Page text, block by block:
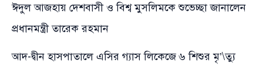
ঈদুল আজহায় দেশবাসী ও বিশ্ব মুসলিমকে শুভেচ্ছা জানালেন
প্রধানমন্ত্রী তারেক রহমান
আদ-দ্বীন হাসপাতালে এসির গ্যাস লিকেজে ৬ শিশুর মৃ’\ত্যু